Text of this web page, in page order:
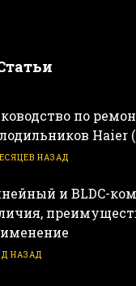
по
Haier
НАЗАД
и BLDC-
НАЗАД